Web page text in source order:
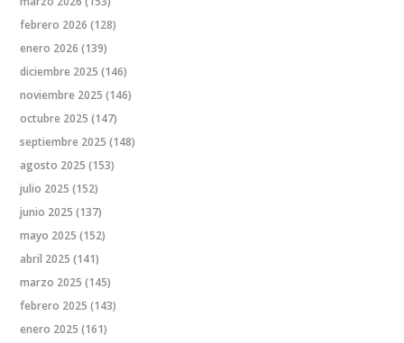
febrero 2026 (128)
enero 2026 (139)
diciembre 2025 (146)
noviembre 2025 (146)
octubre 2025 (147)
septiembre 2025 (148)
agosto 2025 (153)
julio 2025 (152)
junio 2025 (137)
mayo 2025 (152)
abril 2025 (141)
marzo 2025 (145)
febrero 2025 (143)
enero 2025 (161)